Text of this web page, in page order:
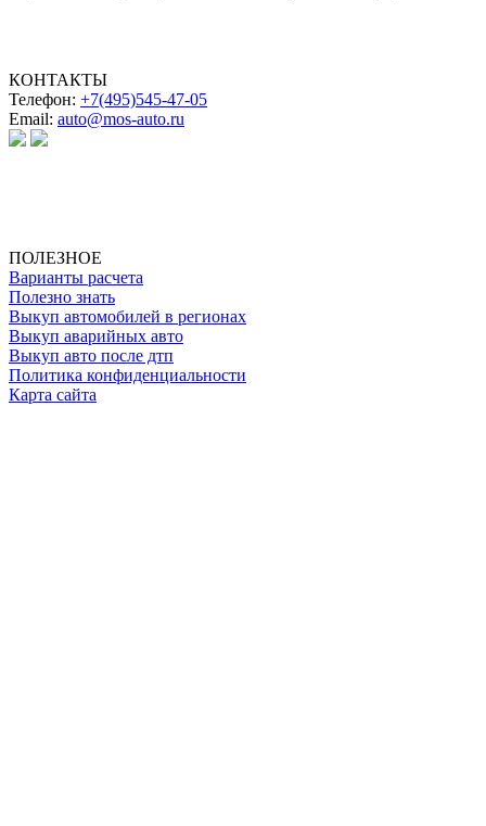
КОНТАКТЫ
Телефон: +7(495)545-47-05
Email: auto@mos-auto.ru
ПОЛЕЗНОЕ
Варианты расчета
Полезно знать
Выкуп автомобилей в регионах
Выкуп аварийных авто
Выкуп авто после дтп
Политика конфиденциальности
Карта сайта